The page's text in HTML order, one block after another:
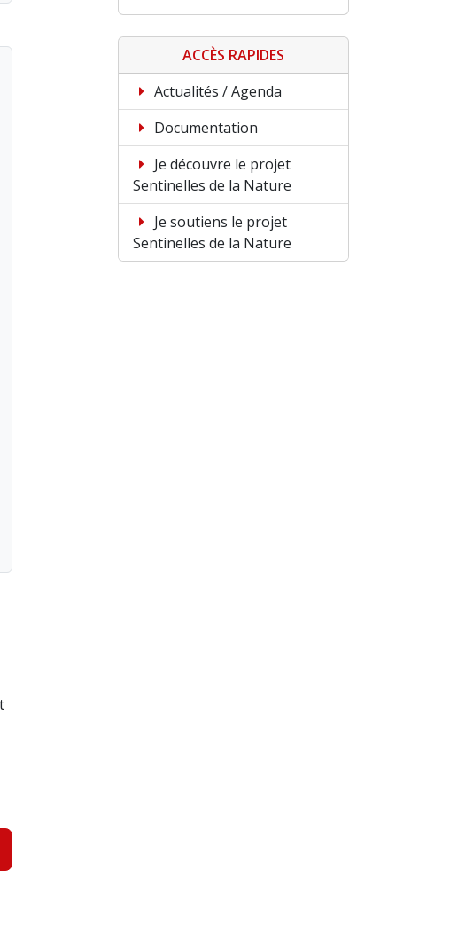
ACCÈS RAPIDES
Actualités / Agenda
Documentation
Je découvre le projet
Sentinelles de la Nature
Je soutiens le projet
Sentinelles de la Nature